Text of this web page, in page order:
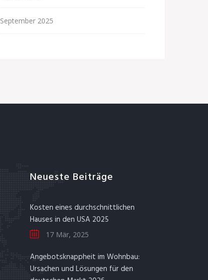
September 2025
Neueste Beiträge
Kosten eines durchschnittlichen
Hauses in den USA 2025
17 Mär, 2025
Angebotsknappheit im Wohnbau:
Ursachen und Lösungen für den